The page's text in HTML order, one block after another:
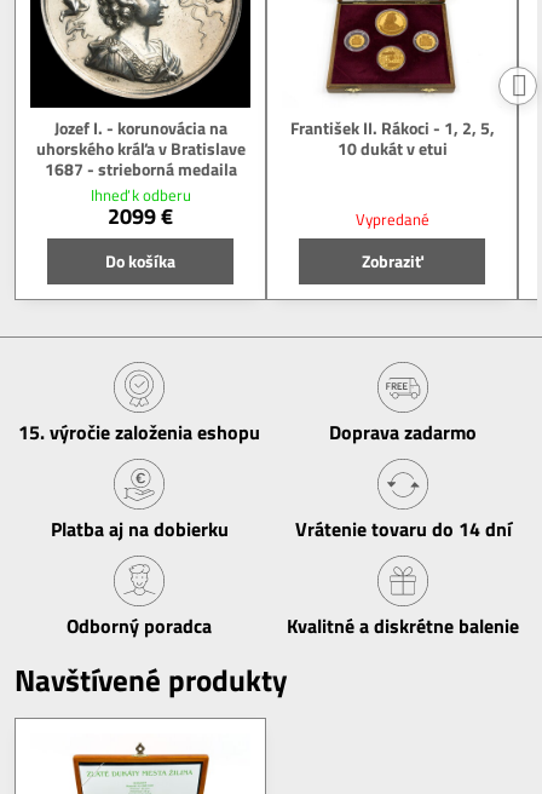
Jozef I. - korunovácia na
uhorského kráľa v Bratislave
1687 - strieborná medaila
Ihneď k odberu
2099 €
Do košíka
František II. Rákoci - 1, 2, 5,
10 dukát v etui
Vypredané
Zobraziť
15​. výročie založenia eshopu Doprava zadarmo
Platba aj na dobierku Vrátenie tovaru do 14 dní
Odborný poradca Kvalitné a diskrétne balenie
Navštívené produkty